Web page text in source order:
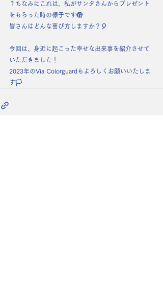
↑ちなみにこれは、私がサンタさんからプレゼント
をもらった時の様子です🫣
皆さんはどんな喜び方しますか？🎈
今回は、身近に起こった幸せな出来事を紹介させて
いただきました！
2023年のVia Colorguardもよろしくお願いいたしま
す🏳